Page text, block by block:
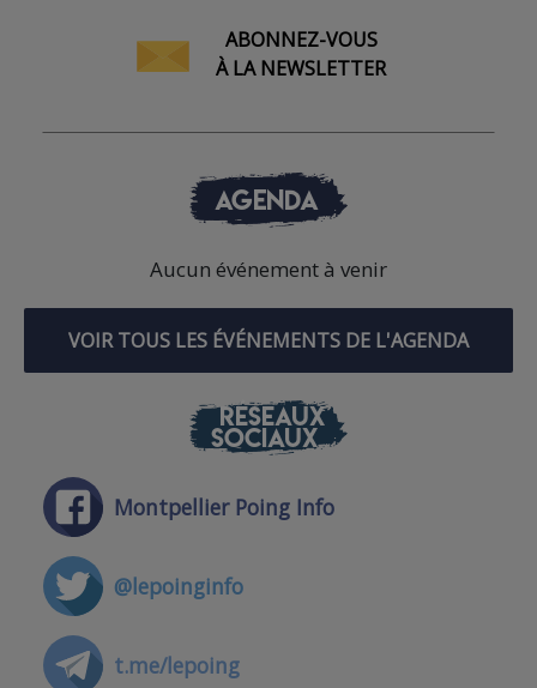
ABONNEZ-VOUS
À LA NEWSLETTER
AGENDA
Aucun événement à venir
VOIR TOUS LES ÉVÉNEMENTS DE L'AGENDA
RÉSEAUX
SOCIAUX
Montpellier Poing Info
@lepoinginfo
t.me/lepoing